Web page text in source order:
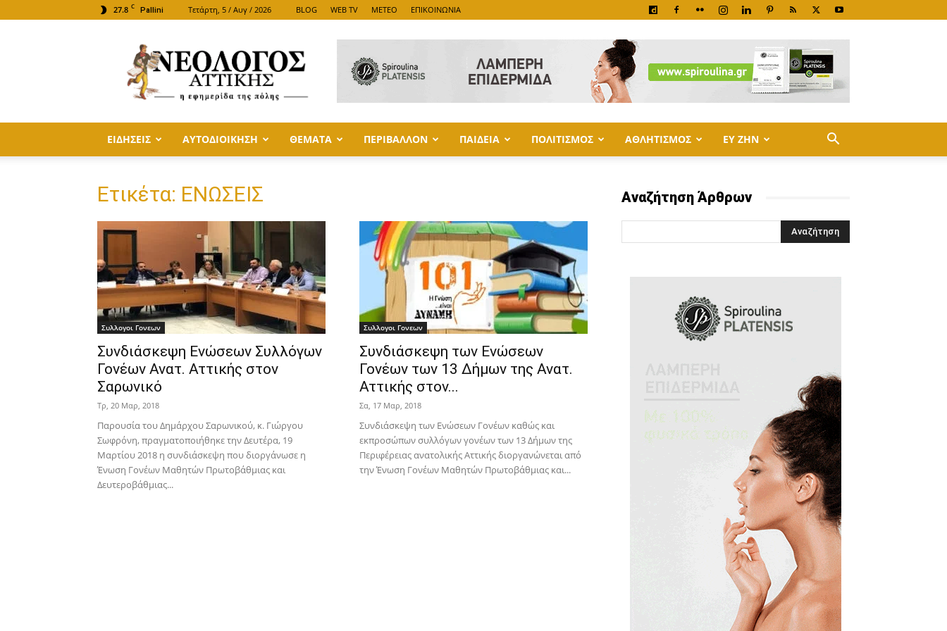
27.8 C Pallini Τετάρτη, 5 / Αυγ / 2026 BLOG WEB TV METEO ΕΠΙΚΟΙΝΩΝΙΑ
ΑΤΤΙΚΗΣ
ΕΙΔΗΣΕΙΣ ΑΥΤΟΔΙΟΙΚΗΣΗ ΘΕΜΑΤΑ ΠΕΡΙΒΑΛΛΟΝ ΠΑΙΔΕΙΑ ΠΟΛΙΤΙΣΜΟΣ ΑΘΛΗΤΙΣΜΟΣ ΕΥ ΖΗΝ
Ετικέτα: ΕΝΩΣΕΙΣ
Συλλογοι Γονεων
Συνδιάσκεψη Ενώσεων Συλλόγων
Γονέων Ανατ. Αττικής στον
Σαρωνικό
Τρ, 20 Μαρ, 2018
Παρουσία του Δημάρχου Σαρωνικού, κ. Γιώργου
Σωφρόνη, πραγματοποιήθηκε την Δευτέρα, 19
Μαρτίου 2018 η συνδιάσκεψη που διοργάνωσε η
Ένωση Γονέων Μαθητών Πρωτοβάθμιας και
Δευτεροβάθμιας...
Συλλογοι Γονεων
Συνδιάσκεψη των Ενώσεων
Γονέων των 13 Δήμων της Ανατ.
Αττικής στον...
Σα, 17 Μαρ, 2018
Συνδιάσκεψη των Ενώσεων Γονέων καθώς και
εκπροσώπων συλλόγων γονέων των 13 Δήμων της
Περιφέρειας ανατολικής Αττικής διοργανώνεται από
την Ένωση Γονέων Μαθητών Πρωτοβάθμιας και...
Αναζήτηση Άρθρων